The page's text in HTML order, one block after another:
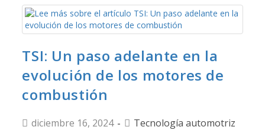
TSI: Un paso adelante en la
evolución de los motores de
combustión
diciembre 16, 2024 Tecnología automotriz